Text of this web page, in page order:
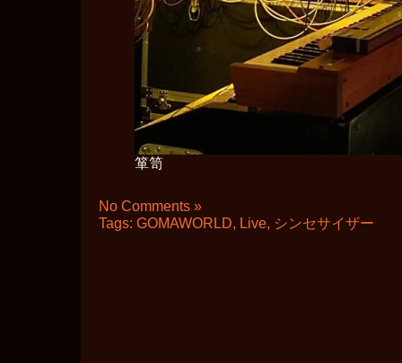
箪笥
No Comments »
Tags: GOMAWORLD, Live, シンセサイザー